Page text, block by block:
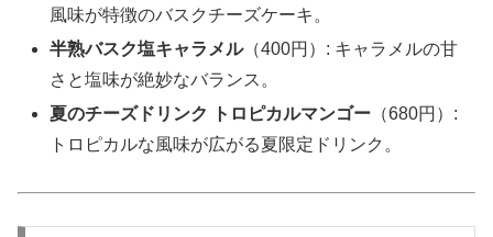
風味が特徴のバスクチーズケーキ。
半熟バスク塩キャラメル（400円）: キャラメルの甘
さと塩味が絶妙なバランス。
夏のチーズドリンク トロピカルマンゴー （680円）:
トロピカルな風味が広がる夏限定ドリンク。